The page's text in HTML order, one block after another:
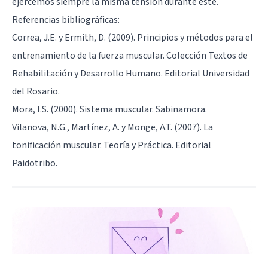
Referencias bibliográficas:
Correa, J.E. y Ermith, D. (2009). Principios y métodos para el
entrenamiento de la fuerza muscular. Colección Textos de
Rehabilitación y Desarrollo Humano. Editorial Universidad
del Rosario.
Mora, I.S. (2000). Sistema muscular. Sabinamora.
Vilanova, N.G., Martínez, A. y Monge, A.T. (2007). La
tonificación muscular. Teoría y Práctica. Editorial
Paidotribo.